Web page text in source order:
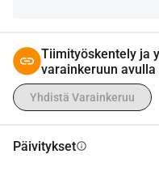
Tiimityöskentely ja
varainkeruun avulla
Yhdistä Varainkeruu
Päivityksetinfo